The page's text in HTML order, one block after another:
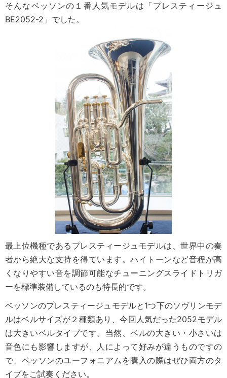
そんなベッソンの１番人気モデルは「プレスティージュ
BE2052-2」でした。
最上位機種であるプレスティージュモデルは、世界中の奏
者から絶大な支持を得ています。ハイトーンなど音程が高
くなりやすい音を調節可能なチューニングスライドトリガ
ーを標準装備しているのも特長的です。
ベッソンのプレスティージュモデルと1つ下のソヴリンモデ
ルはベルサイズが２種類あり、今回人気だった2052モデル
は大きいベルタイプです。当然、ベルの大きい・小さいは
音色にも影響しますが、人によって好みが違うものですの
で、ベッソンのユーフォニアムを購入の際はぜひ両方のタ
イプをご試奏ください。